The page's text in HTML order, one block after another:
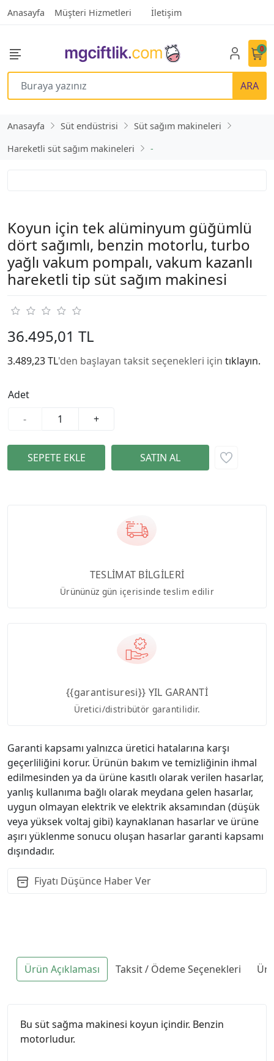
Anasayfa Müşteri Hizmetleri İletişim
ARA
0
Anasayfa Süt endüstrisi
Süt sağım makineleri
Hareketli süt sağım makineleri
-
Koyun için tek alüminyum güğümlü
dört sağımlı, benzin motorlu, turbo
yağlı vakum pompalı, vakum kazanlı
hareketli tip süt sağım makinesi
36.495,01 TL
3.489,23 TL'den başlayan taksit seçenekleri için tıklayın.
Adet
-
+
TESLİMAT BİLGİLERİ
Ürününüz gün içerisinde teslim edilir
{{garantisuresi}} YIL GARANTİ
Üretici/distribütör garantilidir.
Garanti kapsamı yalnızca üretici hatalarına karşı
geçerliliğini korur. Ürünün bakım ve temizliğinin ihmal
edilmesinden ya da ürüne kasıtlı olarak verilen hasarlar,
yanlış kullanıma bağlı olarak meydana gelen hasarlar,
uygun olmayan elektrik ve elektrik aksamından (düşük
veya yüksek voltaj gibi) kaynaklanan hasarlar ve ürüne
aşırı yüklenme sonucu oluşan hasarlar garanti kapsamı
dışındadır.
Fiyatı Düşünce Haber Ver
Ürün Açıklaması Taksit / Ödeme Seçenekleri
Bu süt sağma makinesi koyun içindir. Benzin
motorludur.